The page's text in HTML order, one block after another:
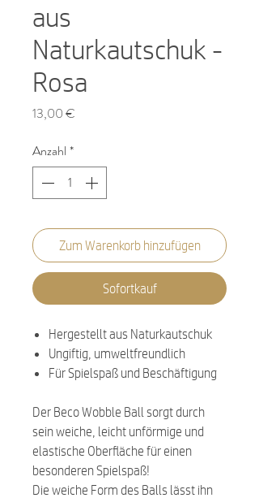
aus
Naturkautschuk -
Rosa
13,00 €
Anzahl *
Zum Warenkorb hinzufügen
Sofortkauf
Hergestellt aus Naturkautschuk
Ungiftig, umweltfreundlich
Für Spielspaß und Beschäftigung
Der Beco Wobble Ball sorgt durch
sein weiche, leicht unförmige und
elastische Oberfläche für einen
besonderen Spielspaß!
Die weiche Form des Balls lässt ihn